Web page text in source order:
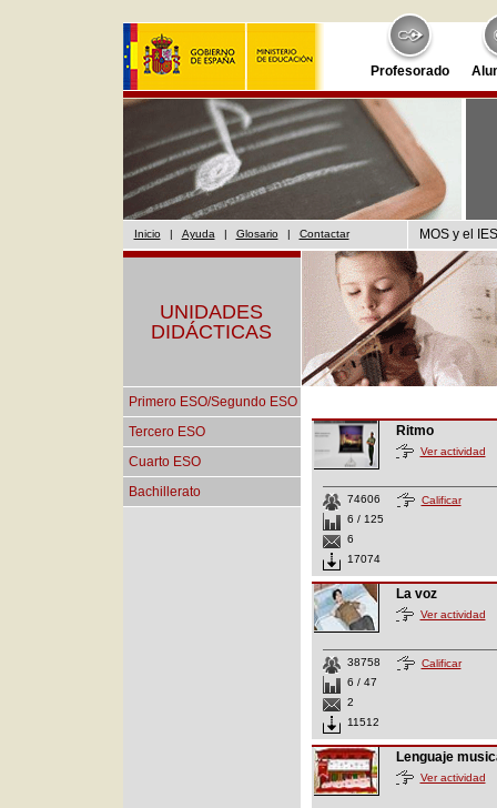
Profesorado
Inicio | Ayuda | Glosario | Contactar MOS y el
UNIDADES
DIDÁCTICAS
Primero ESO/Segundo ESO
Tercero ESO
Cuarto ESO
Bachillerato
Ritmo
Ver actividad
74606
6 / 125
6
17074
Calificar
La voz
Ver actividad
38758
6 / 47
2
11512
Calificar
Lenguaje
Ver actividad